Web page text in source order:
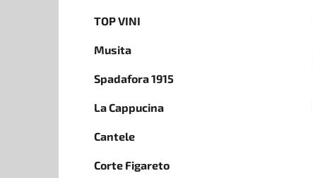
TOP VINI
Musita
Spadafora 1915
La Cappucina
Cantele
Corte Figareto